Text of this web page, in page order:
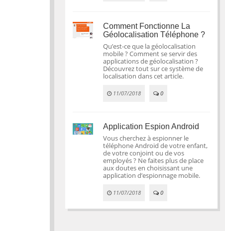
Comment Fonctionne La
Géolocalisation Téléphone ?
Qu’est-ce que la géolocalisation
mobile ? Comment se servir des
applications de géolocalisation ?
Découvrez tout sur ce système de
localisation dans cet article.
11/07/2018 0
Application Espion Android
Vous cherchez à espionner le
téléphone Android de votre enfant,
de votre conjoint ou de vos
employés ? Ne faites plus de place
aux doutes en choisissant une
application d’espionnage mobile.
11/07/2018 0